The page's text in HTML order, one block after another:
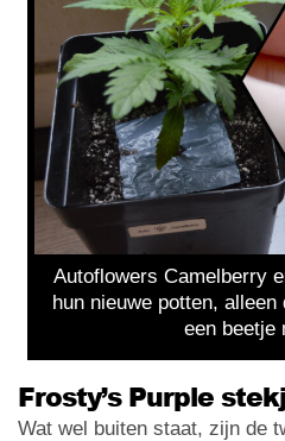
Autoflowers Camelberry
hun nieuwe potten,
een beetje
Frosty’s Purple
Wat wel buiten staat, zijn de